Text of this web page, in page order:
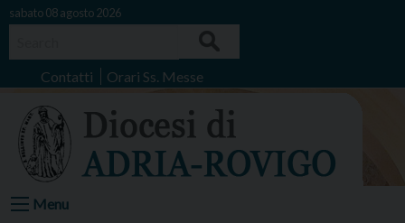
Skip
sabato 08 agosto 2026
Contatti Orari Ss. Messe
Menu